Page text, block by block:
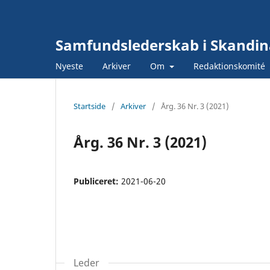
Samfundslederskab i
Nyeste Arkiver Om Redaktionskomité
Startside / Arkiver / Årg. 36 Nr. 3 (2021)
Årg. 36 Nr. 3 (2021)
Publiceret: 2021-06-20
Leder